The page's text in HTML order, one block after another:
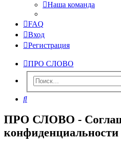
Наша команда
FAQ
Вход
Регистрация
ПРО СЛОВО
Поиск
ПРО СЛОВО -
конфиденциальности